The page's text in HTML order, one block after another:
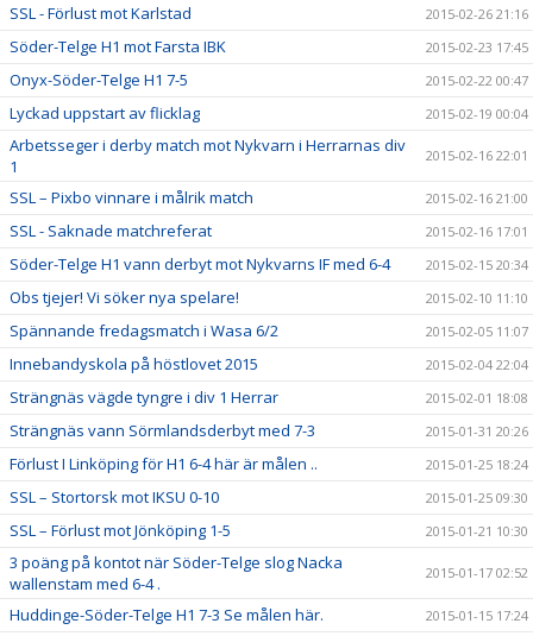
SSL - Förlust mot Karlstad 2015-02-26 21:16
Söder-Telge H1 mot Farsta IBK 2015-02-23 17:45
Onyx-Söder-Telge H1 7-5 2015-02-22 00:47
Lyckad uppstart av flicklag 2015-02-19 00:04
Arbetsseger i derby match mot Nykvarn i Herrarnas div
1
2015-02-16 22:01
SSL – Pixbo vinnare i målrik match 2015-02-16 21:00
SSL - Saknade matchreferat 2015-02-16 17:01
Söder-Telge H1 vann derbyt mot Nykvarns IF med 6-4 2015-02-15 20:34
Obs tjejer! Vi söker nya spelare! 2015-02-10 11:10
Spännande fredagsmatch i Wasa 6/2 2015-02-05 11:07
Innebandyskola på höstlovet 2015 2015-02-04 22:04
Strängnäs vägde tyngre i div 1 Herrar 2015-02-01 18:08
Strängnäs vann Sörmlandsderbyt med 7-3 2015-01-31 20:26
Förlust I Linköping för H1 6-4 här är målen .. 2015-01-25 18:24
SSL – Stortorsk mot IKSU 0-10 2015-01-25 09:30
SSL – Förlust mot Jönköping 1-5 2015-01-21 10:30
3 poäng på kontot när Söder-Telge slog Nacka
wallenstam med 6-4 .
2015-01-17 02:52
Huddinge-Söder-Telge H1 7-3 Se målen här. 2015-01-15 17:24